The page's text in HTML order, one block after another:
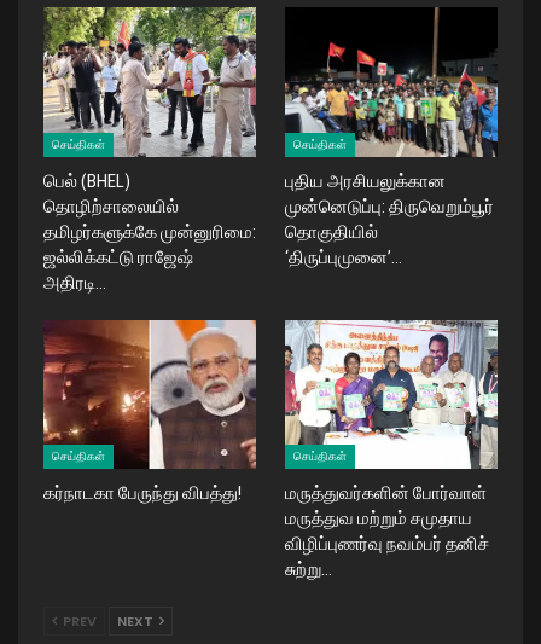
செய்திகள்
பெல் (BHEL)
தொழிற்சாலையில்
தமிழர்களுக்கே முன்னுரிமை:
ஜல்லிக்கட்டு ராஜேஷ்
அதிரடி…
செய்திகள்
புதிய அரசியலுக்கான
முன்னெடுப்பு: திருவெறும்பூர்
தொகுதியில்
‘திருப்புமுனை’…
செய்திகள்
கர்நாடகா பேருந்து விபத்து!
செய்திகள்
மருத்துவர்களின் போர்வாள்
மருத்துவ மற்றும் சமுதாய
விழிப்புணர்வு நவம்பர் தனிச்
சுற்று…
PREV NEXT